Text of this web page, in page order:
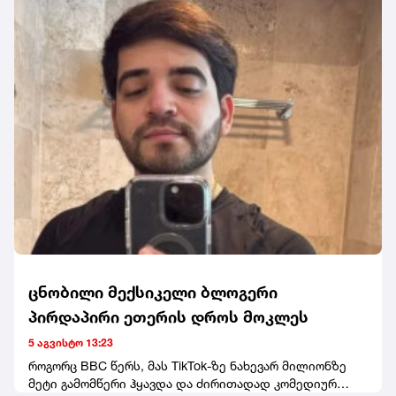
მმართველობა, ციხიდან გამოგზავნილი
ექსპრეზიდენტის აუდიო მიმართვა და ხაბეიშვილი-
ნადირაძის წერილები - ასე დასრულდა "ნაციონალური
მოძრაობის" ყრილობა, სადაც დროებითი
მმართველობის საბჭოს თავმჯდომარედ ირაკლი
ფავლენიშვილი აირჩიეს. ღონისძიებაზე დღეს არ
გამოჩენილა ნანუკა ჟორჟოლიანი, თუმცა ყრილობას
სტუმრის სტატუსით ესწრებოდა თანამოაზრე მარიზი
კობახიძე. ყრილობას წინ უძღოდა დაპირისპირება თინა
ბოკუჩავასა და პარტიის სხვა წევრებს შორის. თინა
ბოკუჩავამ კი, მედიასთან განაცხადა, რომ ამ საბჭოში
საკუთარ თავს ვერ ხედავს.
ცნობილი მექსიკელი ბლოგერი
პირდაპირი ეთერის დროს მოკლეს
5 აგვისტო 13:23
როგორც BBC წერს, მას TikTok-ზე ნახევარ მილიონზე
მეტი გამომწერი ჰყავდა და ძირითადად კომედიურ